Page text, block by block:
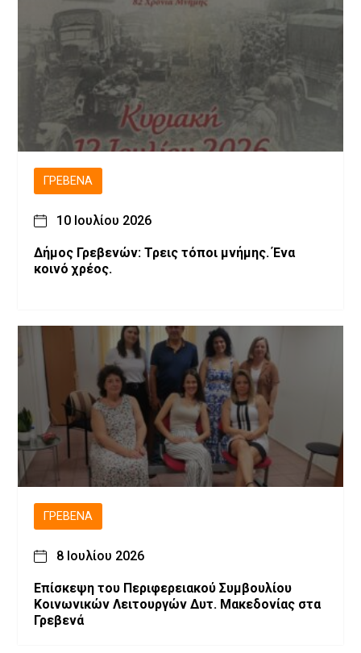
ΓΡΕΒΕΝΆ
10 Ιουλίου 2026
Δήμος Γρεβενών: Τρεις τόποι μνήμης. Ένα
κοινό χρέος.
ΓΡΕΒΕΝΆ
8 Ιουλίου 2026
Επίσκεψη του Περιφερειακού Συμβουλίου
Κοινωνικών Λειτουργών Δυτ. Μακεδονίας στα
Γρεβενά